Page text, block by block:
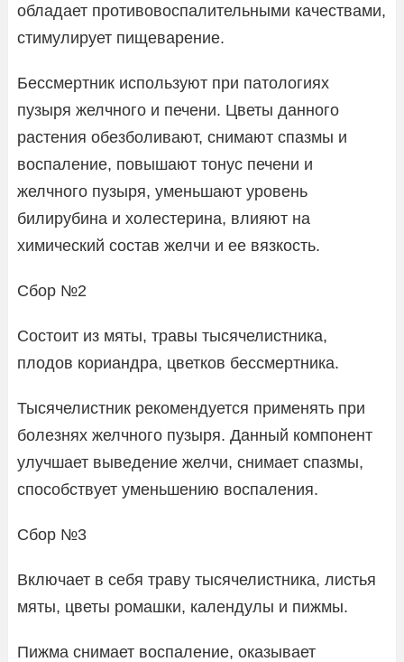
обладает противовоспалительными качествами,
стимулирует пищеварение.
Бессмертник используют при патологиях
пузыря желчного и печени. Цветы данного
растения обезболивают, снимают спазмы и
воспаление, повышают тонус печени и
желчного пузыря, уменьшают уровень
билирубина и холестерина, влияют на
химический состав желчи и ее вязкость.
Сбор №2
Состоит из мяты, травы тысячелистника,
плодов кориандра, цветков бессмертника.
Тысячелистник рекомендуется применять при
болезнях желчного пузыря. Данный компонент
улучшает выведение желчи, снимает спазмы,
способствует уменьшению воспаления.
Сбор №3
Включает в себя траву тысячелистника, листья
мяты, цветы ромашки, календулы и пижмы.
Пижма снимает воспаление, оказывает